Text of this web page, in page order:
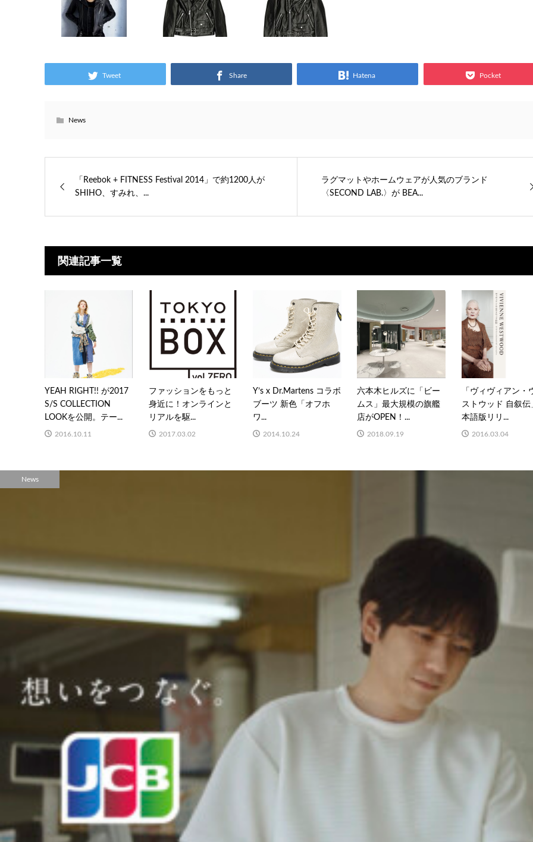
Tweet Share Hatena Pocket
News
「Reebok + FITNESS Festival 2014」で約1200人が
SHIHO、すみれ、...
ラグマットやホームウェアが人気のブランド
〈SECOND LAB.〉が BEA...
関連記事一覧
YEAH RIGHT!! が2017
S/S COLLECTION
LOOKを公開。テー...
2016.10.11
ファッションをもっと
身近に！オンラインと
リアルを駆...
2017.03.02
Y’s x Dr.Martens コラボ
ブーツ 新色「オフホ
ワ...
2014.10.24
六本木ヒルズに「ビー
ムス」最大規模の旗艦
店がOPEN！...
2018.09.19
「ヴィヴィアン・
ストウッド 自叙伝
本語版リリ...
2016.03.04
News